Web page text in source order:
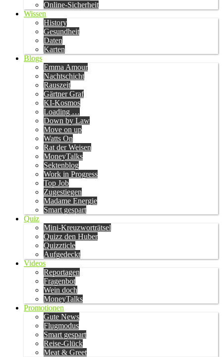
Online-Sicherheit
Wissen
History
Gesundheit
Daten
Karten
Blogs
Emma Amour
Nachtschicht
Rauszeit
Gärtner Graf
KI-Kosmos
Loading …
Down by Law
Move on up
Watts On
Rat der Weisen
MoneyTalks
Sektenblog
Work in Progress
Top Job
Zugestiegen
Madame Energie
Smart gespart
Quiz
Mini-Kreuzworträtsel
Quizz den Huber
Quizzticle
Aufgedeckt
Videos
Reportagen
Fragenbot
Wein doch
MoneyTalks
Promotionen
Gute News
Flugmodus
Smart gespart
Reise-Glück
Meat & Greet